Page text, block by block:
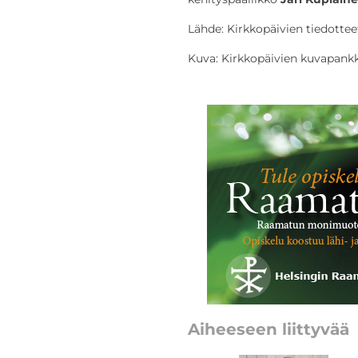
Lähde: Kirkkopäivien
Kuva: Kirkkopäivien
Aiheeseen liittyvää